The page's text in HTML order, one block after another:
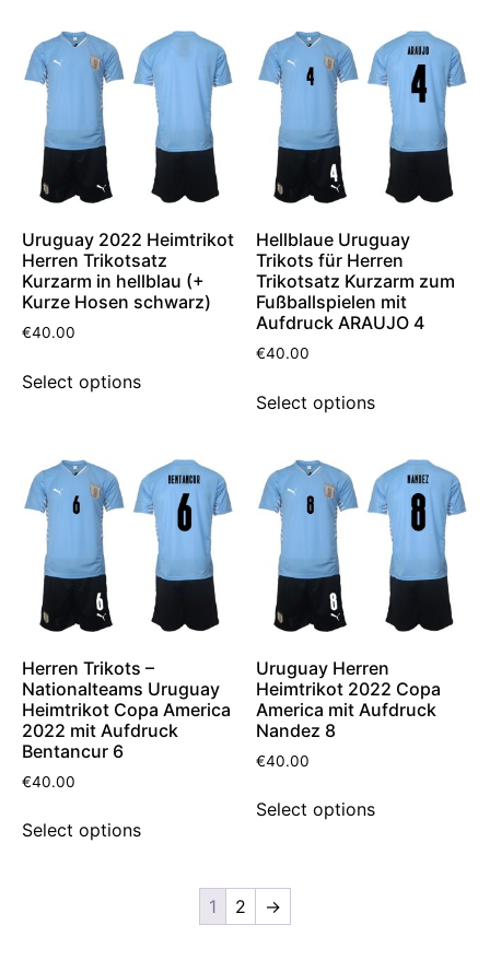
Uruguay 2022 Heimtrikot
Herren Trikotsatz
Kurzarm in hellblau (+
Kurze Hosen schwarz)
€40.00
Select options
Hellblaue Uruguay
Trikots für Herren
Trikotsatz Kurzarm zum
Fußballspielen mit
Aufdruck ARAUJO 4
€40.00
Select options
Herren Trikots –
Nationalteams Uruguay
Heimtrikot Copa America
2022 mit Aufdruck
Bentancur 6
€40.00
Select options
Uruguay Herren
Heimtrikot 2022 Copa
America mit Aufdruck
Nandez 8
€40.00
Select options
1 2 →